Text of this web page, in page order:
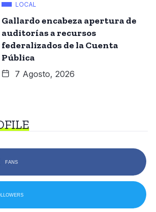
LOCAL
Gallardo encabeza apertura de
auditorías a recursos
federalizados de la Cuenta
Pública
7 Agosto, 2026
FANS